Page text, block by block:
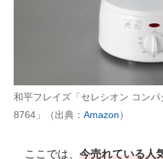
スマホと通信の最新トレンド
進化するPCとデバイスの未来
ビジネスと働き方のヒント
和平フレイズ「セレシオン コン
8764」（出典： Amazon）
ここでは、 今売れている人